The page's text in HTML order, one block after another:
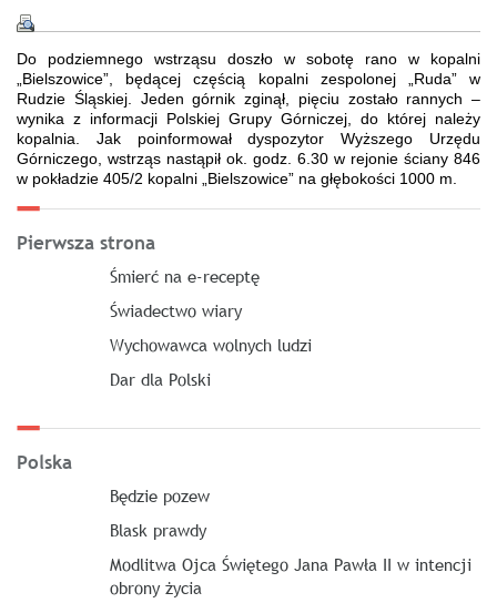
Do podziemnego wstrząsu doszło w sobotę rano w kopalni
„Bielszowice”, będącej częścią kopalni zespolonej „Ruda” w
Rudzie Śląskiej. Jeden górnik zginął, pięciu zostało rannych –
wynika z informacji Polskiej Grupy Górniczej, do której należy
kopalnia. Jak poinformował dyspozytor Wyższego Urzędu
Górniczego, wstrząs nastąpił ok. godz. 6.30 w rejonie ściany 846
w pokładzie 405/2 kopalni „Bielszowice” na głębokości 1000 m.
Pierwsza strona
Śmierć na e-receptę
Świadectwo wiary
Wychowawca wolnych ludzi
Dar dla Polski
Polska
Będzie pozew
Blask prawdy
Modlitwa Ojca Świętego Jana Pawła II w intencji
obrony życia